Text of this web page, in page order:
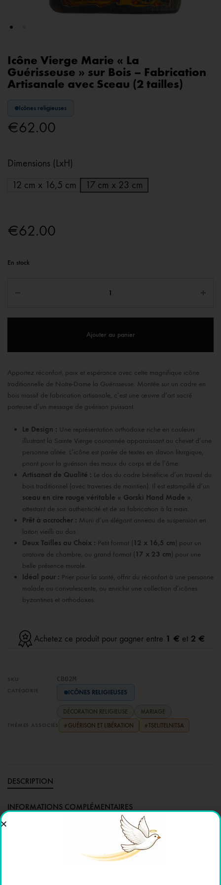
Icône Vierge Marie « La
Guérisseuse » sur Bois – Fabrication
Artisanale avec Sceau (2 tailles)
Icônes religieuses
€62.00
Dimensions (LxH)
12 cm x 16,5 cm
17 cm x 23 cm
€62.00
En stock
Ajouter au panier
Apportez réconfort, paix et espérance avec cette magnifique icône
traditionnelle de Notre-Dame la Guérisseuse. Montée sur un cadre en
bois massif de fabrication artisanale, c’est une œuvre d’art sacré
porteuse d’un message de guérison puissant.
Le Design : Une représentation orthodoxe riche en couleurs
illustrant la Sainte Vierge couronnée apparaissant au chevet d’une
personne alitée. L’icône est parée de textes en slavon liturgique,
priant pour la guérison des maux du corps et de l’âme.
Artisanat de Qualité : Le dos du cadre bénéficie d’un travail du
bois traditionnel (avec traverses de maintien). Il est estampillé d’un
sceau en cire rouge véritable « Gorski Hand Made »
attestant de son authenticité et de sa fabrication à la main.
Prêt à accrocher : Muni d’un élégant anneau de suspension en
laiton vieilli au dos.
Deux Tailles au Choix : Petit format (12 x 16,5 cm) pour un
oratoire de chambre, ou grand format (17 x 23 cm) pour une
belle présence murale.
Idéal pour : Prier pour la santé, offrir du réconfort à une personne
malade ou convalescente, ou enrichir une collection d’icônes
byzantines et orthodoxes.
Achetez ce produit pour gagner entre 1 € et 2 €
SKU CB02M
CATÉGORIE ICÔNES RELIGIEUSES
DÉCORATION RELIGIEUSE MARIAGE
THÈMES ASSOCIÉS # GUÉRISON ET LIBÉRATION #TSELITELNITSA
DESCRIPTION
INFORMATIONS COMPLÉMENTAIRES